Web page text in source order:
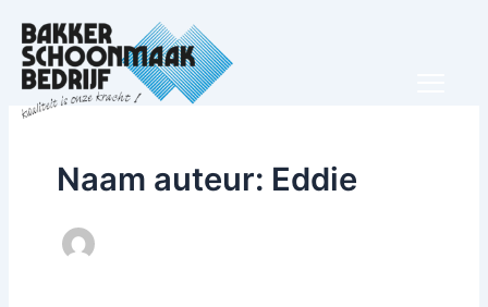
naar
inhoud
Naam auteur: Eddie